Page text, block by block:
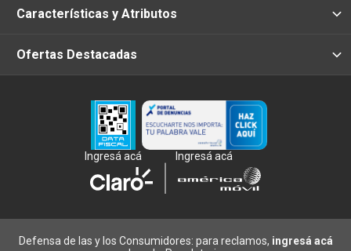
Características y Atributos
Ofertas Destacadas
Ingresá acá Ingresá acá
Defensa de las y los Consumidores: para reclamos, ingresá acá